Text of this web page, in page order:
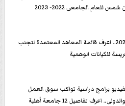
للعام الجامعى 2022- 2023
تنسيق 2022.. اعرف قائمة المعاهد المعتمدة لتجنب
للكيانات الوهمية
برامج دراسية تواكب سوق العمل
اعرف تفاصيل 12 جامعة أهلية